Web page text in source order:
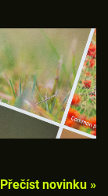
Přečíst novinku »